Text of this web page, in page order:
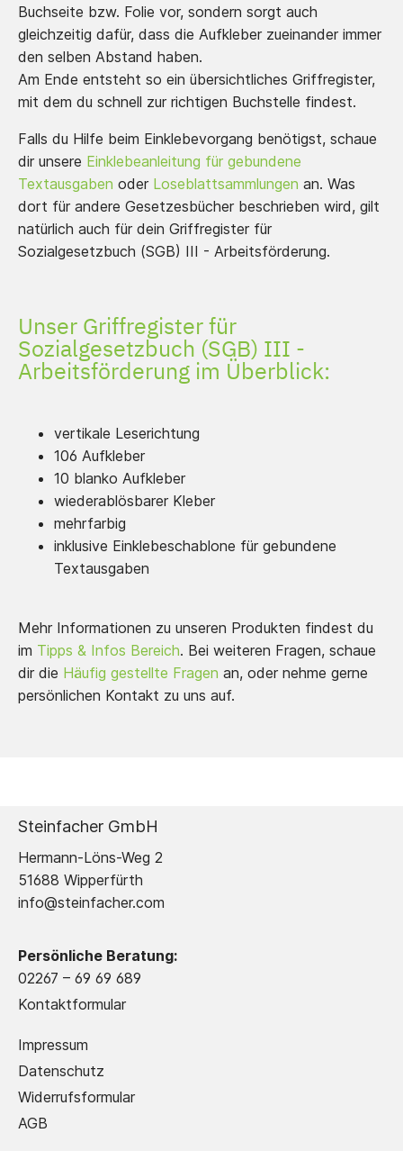
Buchseite bzw. Folie vor, sondern sorgt auch
gleichzeitig dafür, dass die Aufkleber zueinander immer
den selben Abstand haben.
Am Ende entsteht so ein übersichtliches Griffregister,
mit dem du schnell zur richtigen Buchstelle findest.
Falls du Hilfe beim Einklebevorgang benötigst, schaue
dir unsere Einklebeanleitung für gebundene
Textausgaben oder Loseblattsammlungen an. Was
dort für andere Gesetzesbücher beschrieben wird, gilt
natürlich auch für dein Griffregister für
Sozialgesetzbuch (SGB) III - Arbeitsförderung.
Unser Griffregister für
Sozialgesetzbuch (SGB) III -
Arbeitsförderung im Überblick:
vertikale Leserichtung
106 Aufkleber
10 blanko Aufkleber
wiederablösbarer Kleber
mehrfarbig
inklusive Einklebeschablone für gebundene
Textausgaben
Mehr Informationen zu unseren Produkten findest du
im Tipps & Infos Bereich. Bei weiteren Fragen, schaue
dir die Häufig gestellte Fragen an, oder nehme gerne
persönlichen Kontakt zu uns auf.
Steinfacher GmbH
Hermann-Löns-Weg 2
51688 Wipperfürth
info@steinfacher.com
Persönliche Beratung:
02267 – 69 69 689
Kontaktformular
Impressum
Datenschutz
Widerrufsformular
AGB